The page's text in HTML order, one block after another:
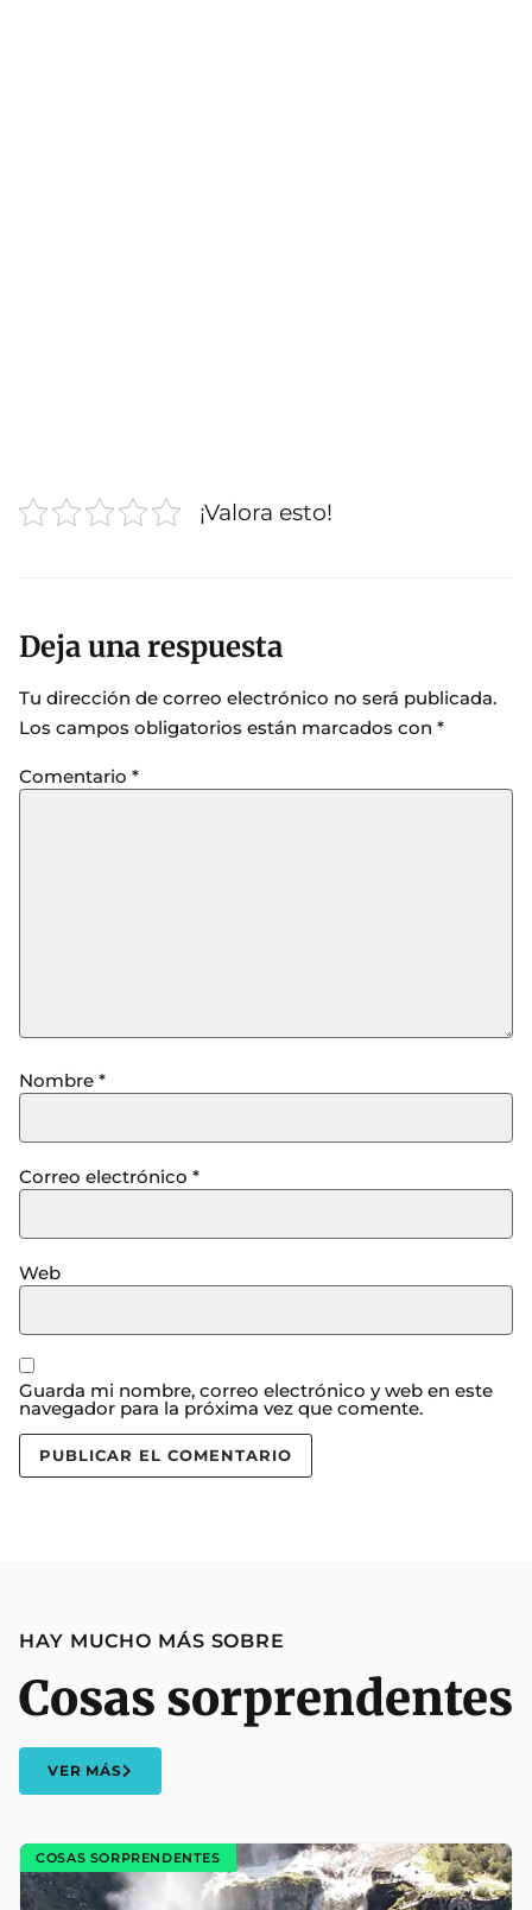
¡Valora esto!
Deja una respuesta
Tu dirección de correo electrónico no será publicada.
Los campos obligatorios están marcados con *
Comentario *
Nombre *
Correo electrónico *
Web
Guarda mi nombre, correo electrónico y web en este
navegador para la próxima vez que comente.
HAY MUCHO MÁS SOBRE
Cosas sorprendentes
VER MÁS
COSAS SORPRENDENTES